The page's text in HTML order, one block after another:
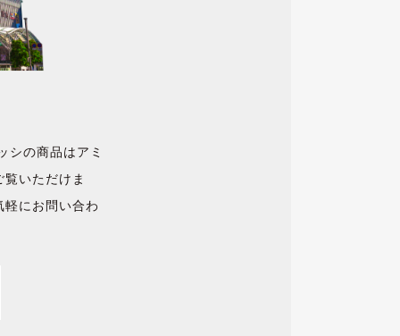
シの商品はアミ
いただけま
にお問い合わ